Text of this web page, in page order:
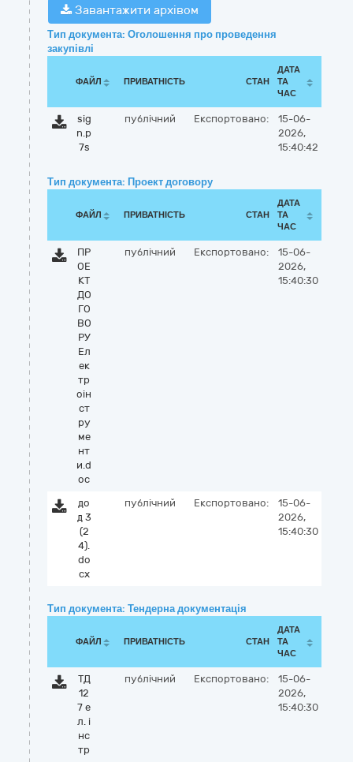
Завантажити архівом
Тип документа: Оголошення про проведення
закупівлі
ФАЙЛ ПРИВАТНІСТЬ СТАН
ДАТА
ТА
ЧАС
sig
n.p
7s
публічний Експортовано:
15-06-
2026,
15:40:42
Тип документа: Проект договору
ФАЙЛ ПРИВАТНІСТЬ СТАН
ДАТА
ТА
ЧАС
ПР
ОЕ
КТ
ДО
ГО
ВО
РУ
Ел
ек
тр
оін
ст
ру
ме
нт
и.d
oc
публічний Експортовано:
15-06-
2026,
15:40:30
до
д 3
(2
4).
do
cx
публічний Експортовано:
15-06-
2026,
15:40:30
Тип документа: Тендерна документація
ФАЙЛ ПРИВАТНІСТЬ СТАН
ДАТА
ТА
ЧАС
ТД
12
7 е
л. і
нс
тр
публічний Експортовано:
15-06-
2026,
15:40:30